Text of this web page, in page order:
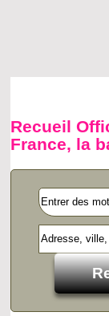
Recueil
France, la